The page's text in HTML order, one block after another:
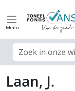
Menu
Zoek veld
Laan, J.